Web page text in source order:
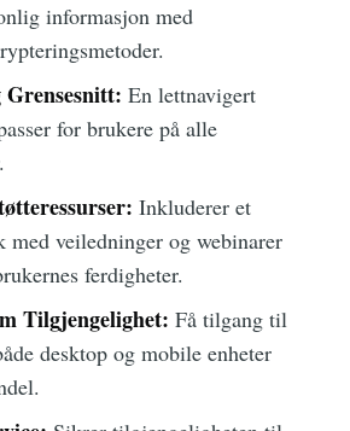
informasjon med
En lettnavigert
for brukere på alle
Inkluderer et
med veiledninger og webinarer
ferdigheter.
Tilgjengelighet: Få tilgang til
desktop og mobile enheter